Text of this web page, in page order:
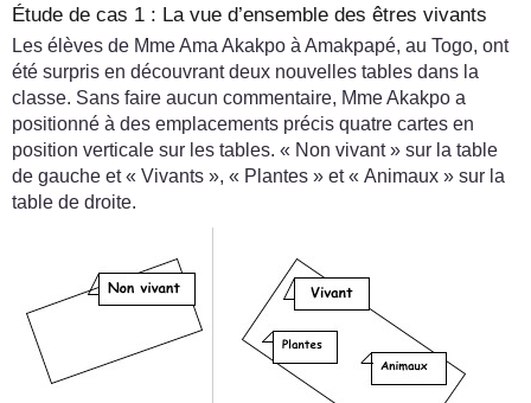
Étude de cas 1 : La vue d’ensemble des êtres vivants
Les élèves de Mme Ama Akakpo à Amakpapé, au Togo, ont
été surpris en découvrant deux nouvelles tables dans la
classe. Sans faire aucun commentaire, Mme Akakpo a
positionné à des emplacements précis quatre cartes en
position verticale sur les tables. « Non vivant » sur la table
de gauche et « Vivants », « Plantes » et « Animaux » sur la
table de droite.